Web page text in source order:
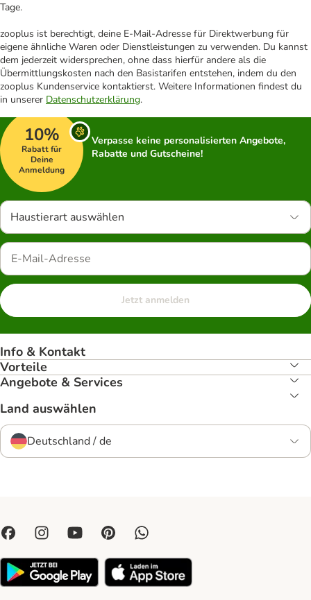
Tage.
zooplus ist berechtigt, deine E-Mail-Adresse für Direktwerbung für
eigene ähnliche Waren oder Dienstleistungen zu verwenden. Du kannst
dem jederzeit widersprechen, ohne dass hierfür andere als die
Übermittlungskosten nach den Basistarifen entstehen, indem du den
zooplus Kundenservice kontaktierst. Weitere Informationen findest du
in unserer Datenschutzerklärung.
10%
Rabatt für
Deine
Anmeldung
Verpasse keine personalisierten Angebote,
Rabatte und Gutscheine!
Haustierart auswählen
Jetzt anmelden
Info & Kontakt
Vorteile
Angebote & Services
Land auswählen
Deutschland / de